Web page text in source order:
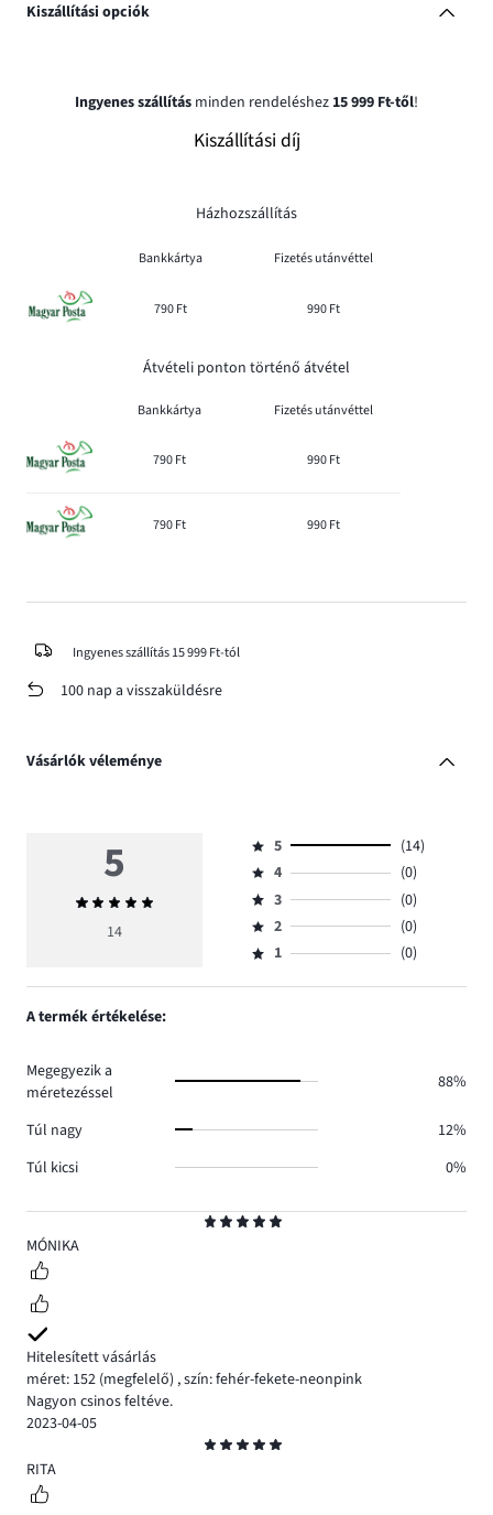
Kiszállítási opciók
Ingyenes szállítás minden rendeléshez 15 999 Ft-től!
Kiszállítási díj
Házhozszállítás
Bankkártya Fizetés utánvéttel
790 Ft 990 Ft
Átvételi ponton történő átvétel
Bankkártya Fizetés utánvéttel
790 Ft 990 Ft
790 Ft 990 Ft
Ingyenes szállítás 15 999 Ft-tól
100 nap a visszaküldésre
Vásárlók véleménye
5
MÓNIKA
Hitelesített vásárlás
méret: 152 (megfelelő) ,szín: fehér-fekete-neonpink
Nagyon csinos feltéve.
2023-04-05
5
RITA
5
Átlagos
értékelés
14
Osztályzat
5,
szavazatok
száma
14.
5
(14)
Osztályzat
4,
szavazatok
száma
4
(0)
Osztályzat
3,
szavazatok
3
(0)
Osztályzat
2,
2
(0)
Osztályzat
1,
1 (0)
A termék értékelése:
Megegyezik a
méretezéssel
88%
Túl nagy
12%
Túl kicsi
0%